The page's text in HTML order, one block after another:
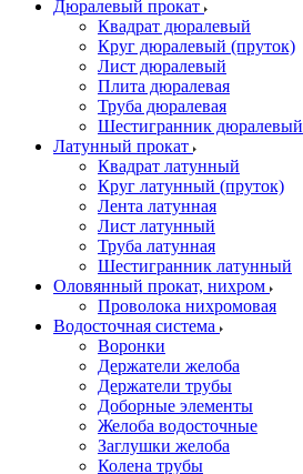
Дюралевый прокат
Квадрат дюралевый
Круг дюралевый (пруток)
Лист дюралевый
Плита дюралевая
Труба дюралевая
Шестигранник дюралевый
Латунный прокат
Квадрат латунный
Круг латунный (пруток)
Лента латунная
Лист латунный
Труба латунная
Шестигранник латунный
Оловянный прокат, нихром
Проволока нихромовая
Водосточная система
Воронки
Держатели желоба
Держатели трубы
Доборные элементы
Желоба водосточные
Заглушки желоба
Колена трубы